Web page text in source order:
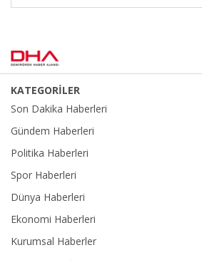
KATEGORİLER
Son Dakika Haberleri
Gündem Haberleri
Politika Haberleri
Spor Haberleri
Dünya Haberleri
Ekonomi Haberleri
Kurumsal Haberler